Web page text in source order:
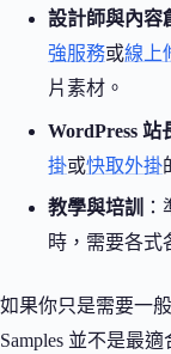
設計師與內容
強服務或線上
片素材。
WordPress 站
掛或快取外掛
教學與培訓
時，需要各式
如果你只是需要一般
Samples 並不是最